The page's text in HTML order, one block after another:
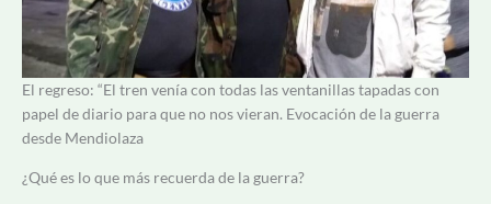
El regreso: “El tren venía con todas las ventanillas tapadas con
papel de diario para que no nos vieran. Evocación de la guerra
desde Mendiolaza
¿Qué es lo que más recuerda de la guerra?